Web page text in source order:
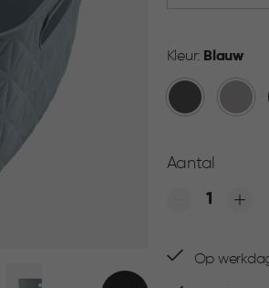
Kleur: Blauw
AntracietTaupe
Aantal
Quantity:
Op